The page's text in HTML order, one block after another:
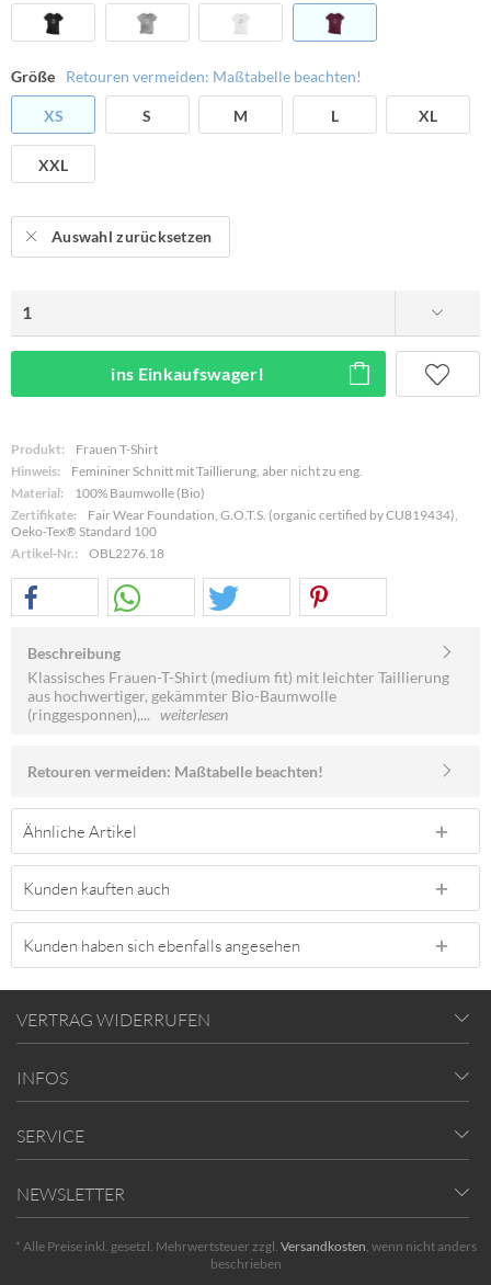
Größe Retouren vermeiden: Maßtabelle beachten!
XS S M L XL
XXL
Auswahl zurücksetzen
ins Einkaufswagerl
Produkt:
Frauen T-Shirt
Hinweis:
Femininer Schnitt mit Taillierung, aber nicht zu eng.
Material:
100% Baumwolle (Bio)
Zertifikate:
Fair Wear Foundation, G.O.T.S. (organic certified by CU819434),
Oeko-Tex® Standard 100
Artikel-Nr.:
OBL2276.18
Beschreibung
Klassisches Frauen-T-Shirt (medium fit) mit leichter Taillierung
aus hochwertiger, gekämmter Bio-Baumwolle
(ringgesponnen),... weiterlesen
Retouren vermeiden: Maßtabelle beachten!
Ähnliche Artikel
Kunden kauften auch
Kunden haben sich ebenfalls angesehen
VERTRAG WIDERRUFEN
INFOS
SERVICE
NEWSLETTER
* Alle Preise inkl. gesetzl. Mehrwertsteuer zzgl. Versandkosten, wenn nicht anders
beschrieben